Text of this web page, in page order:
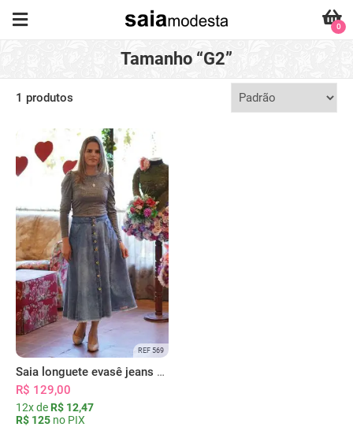
0
Tamanho “G2”
1 produtos
REF 569
Saia longuete evasê jeans botões e bolsos
R$ 129,00
12x de R$ 12,47
R$ 125 no PIX